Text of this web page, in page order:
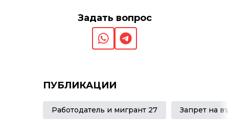
Задать вопрос
ПУБЛИКАЦИИ
Работодатель и мигрант 27